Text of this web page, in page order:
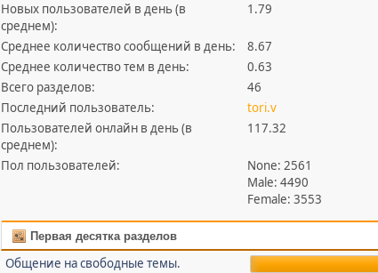
Новых пользователей в день (в
среднем):
1.79
Среднее количество сообщений в день:
8.67
Среднее количество тем в день:
0.63
Всего разделов:
46
Последний пользователь:
tori.v
Пользователей онлайн в день (в
среднем):
117.32
Пол пользователей:
None: 2561
Male: 4490
Female: 3553
Первая десятка разделов
Общение на свободные темы.